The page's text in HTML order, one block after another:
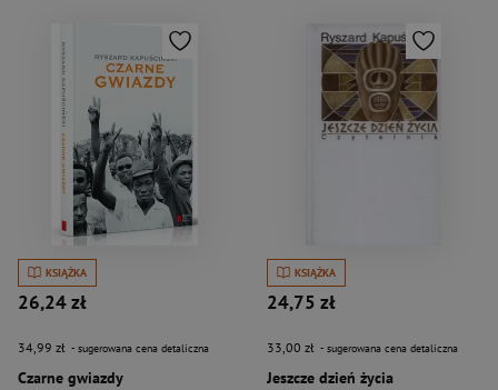
KSIĄŻKA
26,24 zł
34,99 zł - sugerowana cena detaliczna
Czarne gwiazdy
KSIĄŻKA
24,75 zł
33,00 zł - sugerowana cena detaliczna
Jeszcze dzień życia